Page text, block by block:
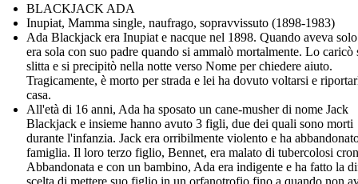
BLACKJACK ADA
Inupiat, Mamma single, naufrago, sopravvissuto (1898-1983)
Ada Blackjack era Inupiat e nacque nel 1898. Quando aveva
era sola con suo padre quando si ammalò mortalmente. Lo caricò
slitta e si precipitò nella notte verso Nome per chiedere aiuto.
Tragicamente, è morto per strada e lei ha dovuto voltarsi e
casa.
All'età di 16 anni, Ada ha sposato un cane-musher di nome Jack
Blackjack e insieme hanno avuto 3 figli, due dei quali sono morti
durante l'infanzia. Jack era orribilmente violento e ha
famiglia. Il loro terzo figlio, Bennet, era malato di tubercolosi
Abbandonata e con un bambino, Ada era indigente e ha fatto la
scelta di mettere suo figlio in un orfanotrofio fino a quando non